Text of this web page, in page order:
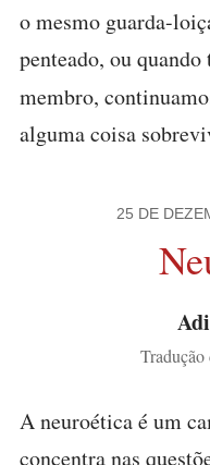
o mesmo guarda-
penteado, ou
membro,
alguma coisa
25 DE
A neuroética é um
concentra nas